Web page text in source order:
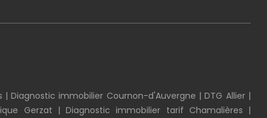
|Diagnostic immobilier Cournon-d'Auvergne |DTG Allier|
Gerzat |Diagnostic immobilier tarif Chamalières |